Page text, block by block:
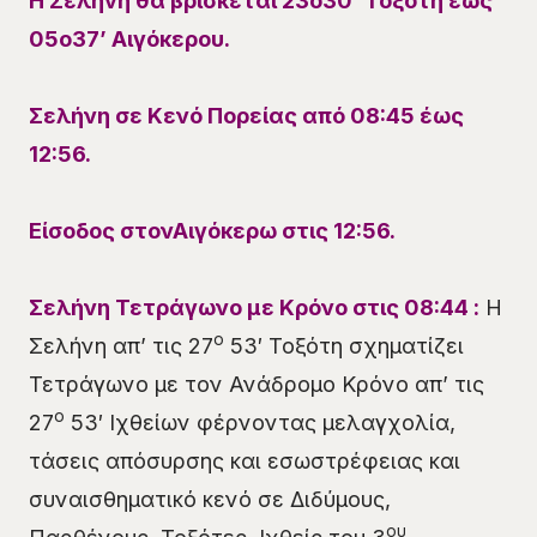
05ο37’ Αιγόκερου.
Σελήνη σε Κενό Πορείας από 08:45 έως
12:56.
Είσοδος στονΑιγόκερω στις 12:56.
Σελήνη Τετράγωνο με Κρόνο στις 08:44 : Η
Σελήνη απ’ τις 27ο 53′ Τοξότη σχηματίζει
Τετράγωνο με τον Ανάδρομο Κρόνο απ’ τις
27ο 53′ Ιχθείων φέρνοντας μελαγχολία,
τάσεις απόσυρσης και εσωστρέφειας και
συναισθηματικό κενό σε Διδύμους,
ου